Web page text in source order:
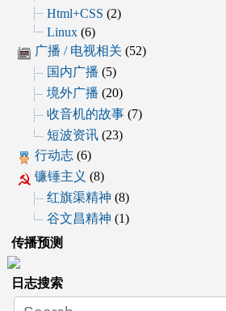
Html+CSS (2)
Linux(6)
广播 / 电视相关 (52)
国内广播 (5)
境外广播 (20)
收音机的故事(7)
短波资讯(23)
行动志(6)
镰锤主义 (8)
红旗渠精神 (8)
谷文昌精神 (1)
传播预测
日志搜索